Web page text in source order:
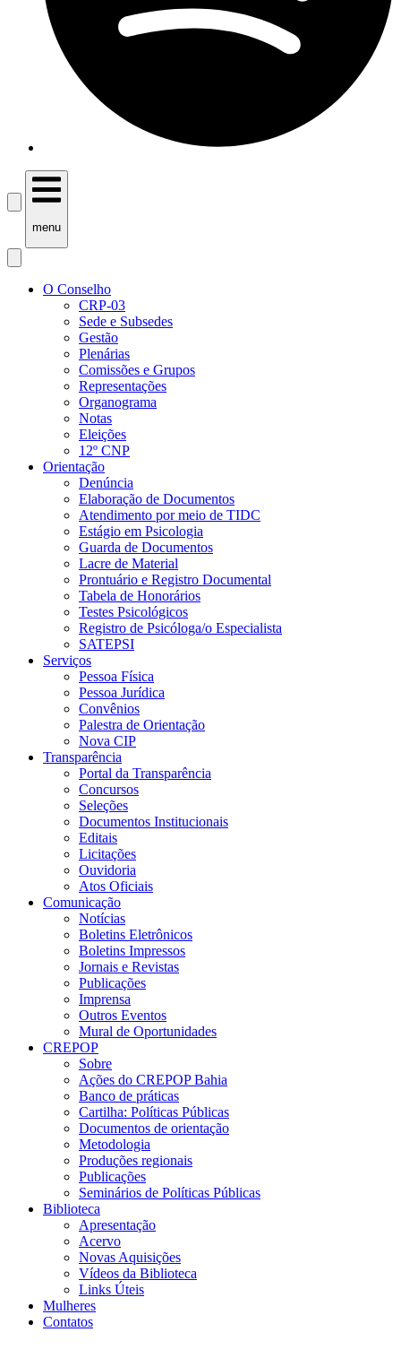
menu
O Conselho
CRP-03
Sede e Subsedes
Gestão
Plenárias
Comissões e Grupos
Representações
Organograma
Notas
Eleições
12º CNP
Orientação
Denúncia
Elaboração de Documentos
Atendimento por meio de TIDC
Estágio em Psicologia
Guarda de Documentos
Lacre de Material
Prontuário e Registro Documental
Tabela de Honorários
Testes Psicológicos
Registro de Psicóloga/o Especialista
SATEPSI
Serviços
Pessoa Física
Pessoa Jurídica
Convênios
Palestra de Orientação
Nova CIP
Transparência
Portal da Transparência
Concursos
Seleções
Documentos Institucionais
Editais
Licitações
Ouvidoria
Atos Oficiais
Comunicação
Notícias
Boletins Eletrônicos
Boletins Impressos
Jornais e Revistas
Publicações
Imprensa
Outros Eventos
Mural de Oportunidades
CREPOP
Sobre
Ações do CREPOP Bahia
Banco de práticas
Cartilha: Políticas Públicas
Documentos de orientação
Metodologia
Produções regionais
Publicações
Seminários de Políticas Públicas
Biblioteca
Apresentação
Acervo
Novas Aquisições
Vídeos da Biblioteca
Links Úteis
Mulheres
Contatos